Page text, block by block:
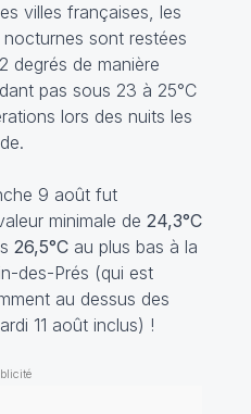
villes françaises, les
sont restées
degrés de manière
pas sous 23 à 25°C
lors des nuits les
9 août fut
minimale de 24,3°C
26,5°C au plus bas à la
des-Prés (qui est
au dessus des
11 août inclus) !